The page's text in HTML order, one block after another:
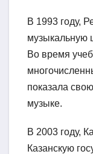
В 1993 году,
музыкальную
Во время
показала
музыке.
В 2003 году,
Казанскую